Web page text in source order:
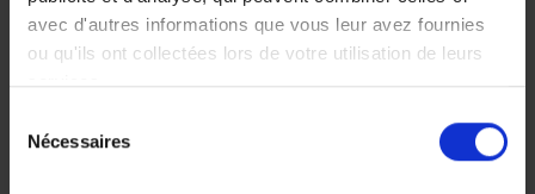
avec d'autres informations que vous leur avez fournies
ou qu'ils ont collectées lors de votre utilisation de leurs
services.
Nécessaires
envies